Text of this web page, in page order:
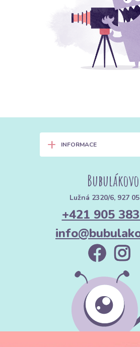
+ INFORMACE
Bubulákovo
Lužná 2320/6, 927
+421 905